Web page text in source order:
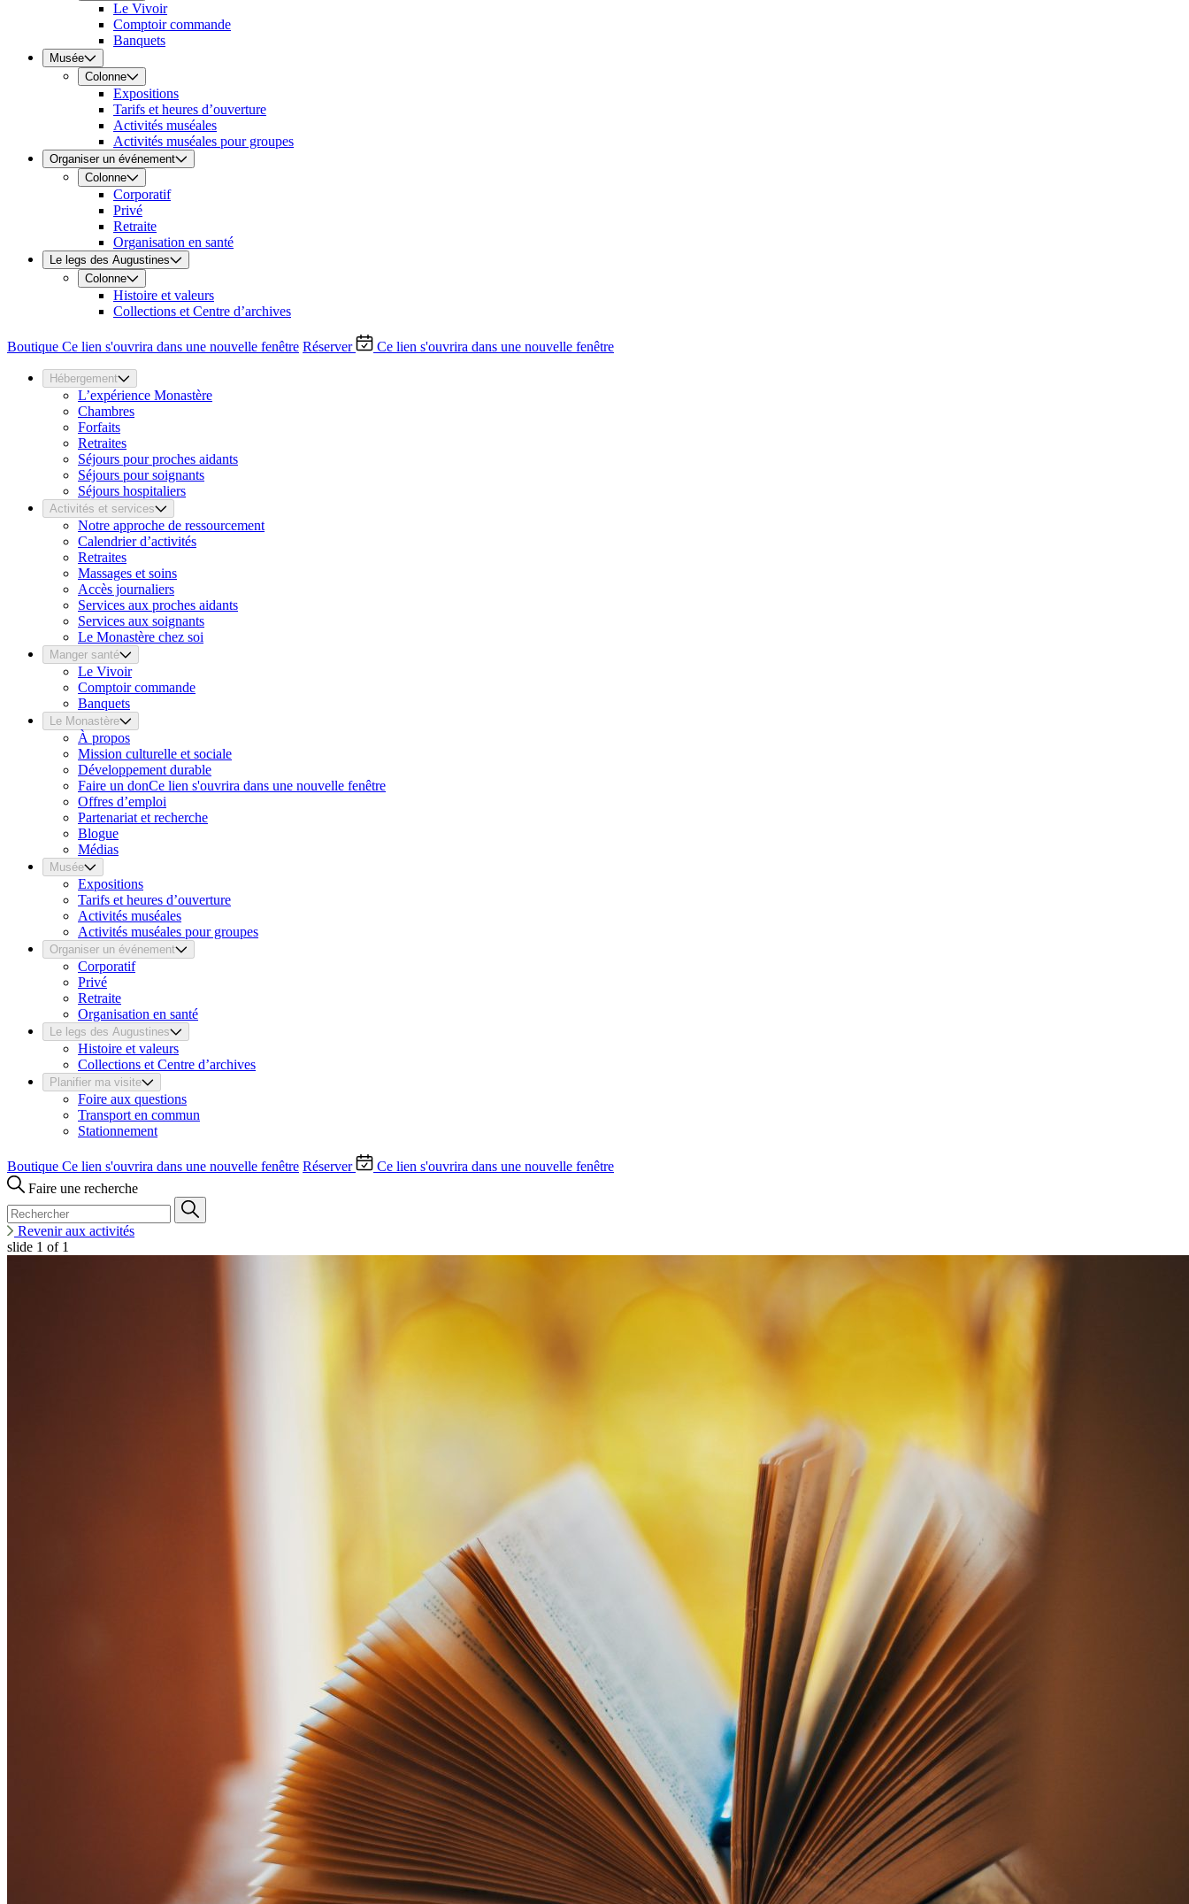
Le Vivoir
Comptoir commande
Banquets
Musée
Colonne
Expositions
Tarifs et heures d’ouverture
Activités muséales
Activités muséales pour groupes
Organiser un événement
Colonne
Corporatif
Privé
Retraite
Organisation en santé
Le legs des Augustines
Colonne
Histoire et valeurs
Collections et Centre d’archives
Boutique Ce lien s'ouvrira dans une nouvelle fenêtre Réserver Ce lien s'ouvrira dans une nouvelle fenêtre
Hébergement
L’expérience Monastère
Chambres
Forfaits
Retraites
Séjours pour proches aidants
Séjours pour soignants
Séjours hospitaliers
Activités et services
Notre approche de ressourcement
Calendrier d’activités
Retraites
Massages et soins
Accès journaliers
Services aux proches aidants
Services aux soignants
Le Monastère chez soi
Manger santé
Le Vivoir
Comptoir commande
Banquets
Le Monastère
À propos
Mission culturelle et sociale
Développement durable
Faire un donCe lien s'ouvrira dans une nouvelle fenêtre
Offres d’emploi
Partenariat et recherche
Blogue
Médias
Musée
Expositions
Tarifs et heures d’ouverture
Activités muséales
Activités muséales pour groupes
Organiser un événement
Corporatif
Privé
Retraite
Organisation en santé
Le legs des Augustines
Histoire et valeurs
Collections et Centre d’archives
Planifier ma visite
Foire aux questions
Transport en commun
Stationnement
Boutique Ce lien s'ouvrira dans une nouvelle fenêtre Réserver
Ce lien s'ouvrira dans une nouvelle fenêtre
Faire une recherche
Revenir aux activités
slide 1 of 1